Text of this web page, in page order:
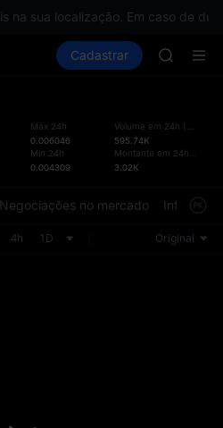
sua localização. Em caso de
Mercados Spot Futuros
Cadastrar
SPCX
UNITREE
Unitree
Máx 24h
0.006046
Mín 24h
0.004309
Volume em 24h (
595.74K
3.02K
Negociações no mercado
4h 1D Original